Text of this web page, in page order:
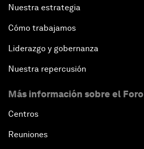
Nuestra estrategia
Cómo trabajamos
Liderazgo y gobernanza
Nuestra repercusión
Más información sobre el Foro
Centros
Reuniones